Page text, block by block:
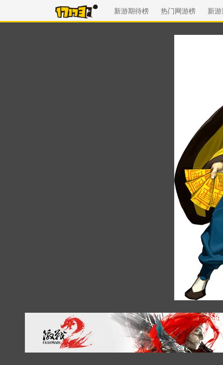
新游期待榜 热门网游榜 新